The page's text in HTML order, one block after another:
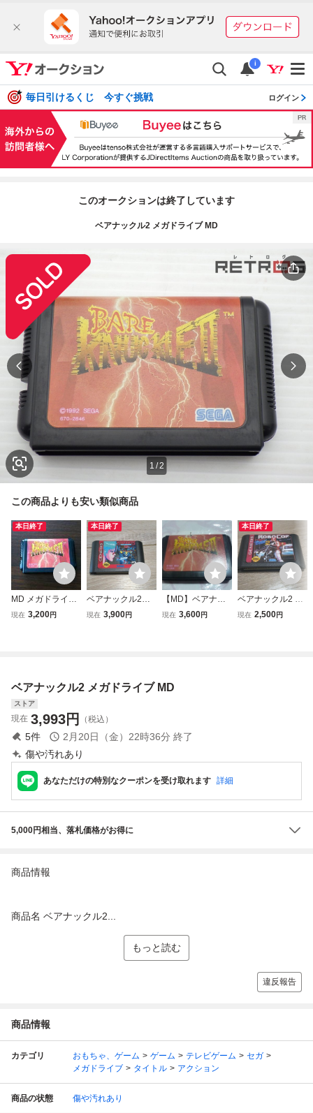
i
毎日引けるくじ 今すぐ挑戦 ログイン
このオークションは終了しています
ベアナックル2 メガドライブ MD
1/2
この商品よりも安い類似商品
本日終了
MD メガドライ
ブ ベア・ナック
現在 3,200円
本日終了
ベアナックル2
アーシオン eart
現在 3,900円
【MD】ベアナッ
クルⅡ 2
現在 3,600円
本日終了
ベアナックル2 ロ
ボコップ メガドラ
現在 2,500円
ベアナックル2 メガドライブ MD
ストア
現在 3,993円 （税込）
5件 2月20日（金）22時36分 終了
傷や汚れあり
あなただけの特別なクーポンを受け取れます 詳細
5,000円相当、落札価格がお得に
商品情報
商品名 ベアナックル2...
もっと読む
違反報告
商品情報
カテゴリ おもちゃ、ゲーム ゲーム テレビゲーム
セガ
メガドライブ
タイトル アクション
商品の状態 傷や汚れあり